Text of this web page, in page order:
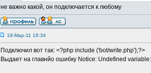
не важно какой, он подключается к любому
18-Мар-11 18:34
Подключил вот так: <?php include ('bot/write.php');?>
Выдает на главнйо ошибку Notice: Undefined